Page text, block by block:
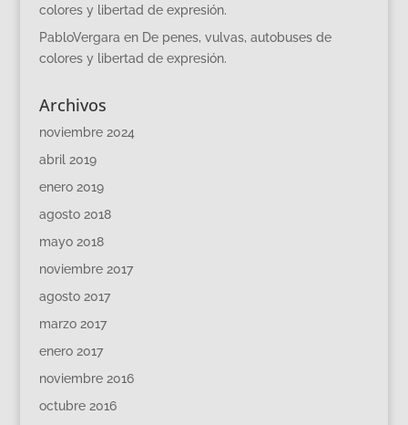
colores y libertad de expresión.
PabloVergara en De penes, vulvas, autobuses de
colores y libertad de expresión.
Archivos
noviembre 2024
abril 2019
enero 2019
agosto 2018
mayo 2018
noviembre 2017
agosto 2017
marzo 2017
enero 2017
noviembre 2016
octubre 2016